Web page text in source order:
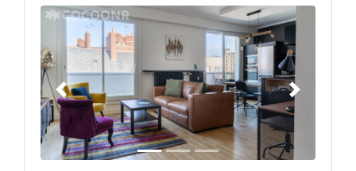
Précédent Suivant